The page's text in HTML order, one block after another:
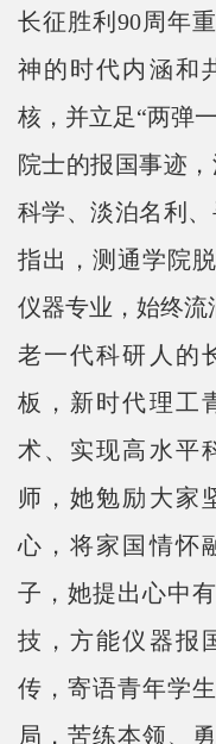
长征胜利 90周年
神的时代内涵和
核，并立足“两弹
院士的报国事迹
科学、淡泊名利
指出，测通学院
仪器专业，始终流
老一代科研人的
板，新时代理工
术、实现高水平
师，她勉励大家
心，将家国情怀
子，她提出心中
技，方能仪器报
传，寄语青年学
局，苦练本领、